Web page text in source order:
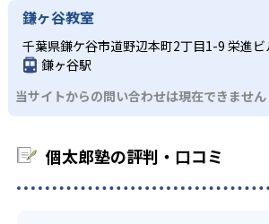
個太郎塾では、「先生1人に生徒2人」と
導を行っている。この形式により個太郎
感を保ちながら生徒自ら考えることがで
供を実現。再復習／基礎力の養成／定着
ずき分野において生徒・保護者が納得い
う。
原則として教科ごとに担当の先生が決まっ
談についても各教室に教室責任者を配置し
03
前の学年に戻ってでも気になる分野を
苦手科目・弱点科目を集中して勉強し
しい
“苦手”を “得意”にしてほし
個太郎塾では、生徒の「何故成績が上が
個太郎塾は、公式サイトに合格実績を公
中学校の合格実績
足立学園中学校 - 嘉悦有
共立女子中学校 -
国学院久我山中学校 -
鎌ヶ谷教室
千葉県鎌ケ谷市道野辺本町2丁目1-9 栄進ビ
鎌ヶ谷駅
当サイトからの問い合わせは現在できません
個太郎塾の評判・口コミ